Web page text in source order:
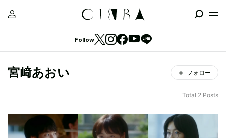
Follow
宮﨑あおい フォロー
Total 2 Posts